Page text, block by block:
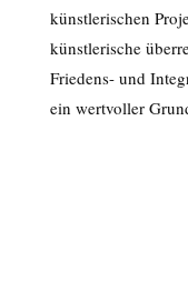
künstlerischen
künstlerische
Friedens- und
ein wertvoller